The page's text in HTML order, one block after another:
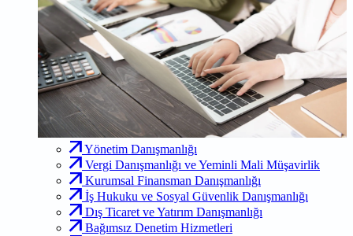
Yönetim Danışmanlığı
Vergi Danışmanlığı ve Yeminli Mali Müşavirlik
Kurumsal Finansman Danışmanlığı
İş Hukuku ve Sosyal Güvenlik Danışmanlığı
Dış Ticaret ve Yatırım Danışmanlığı
Bağımsız Denetim Hizmetleri